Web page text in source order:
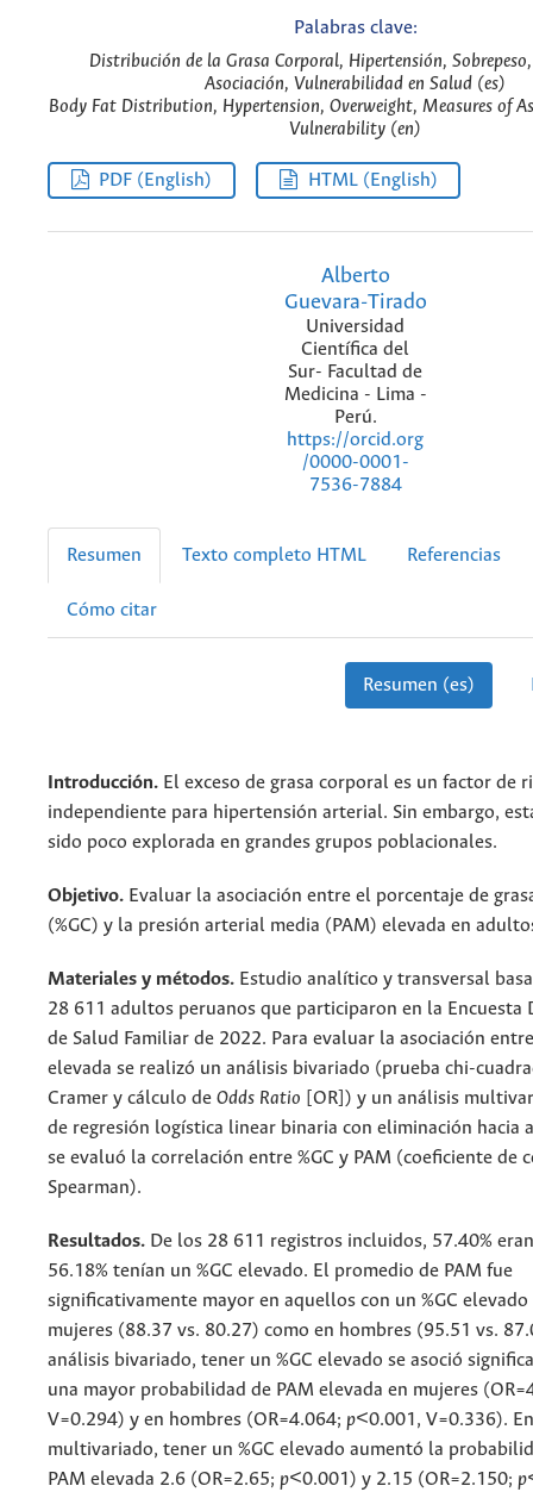
Palabras clave:
Distribución de la Grasa Corporal, Hipertensión,
Asociación, Vulnerabilidad en Salud (es)
Body Fat Distribution, Hypertension, Overweight, Measures of
Vulnerability (en)
PDF (English) HTML (English)
Alberto
Guevara-Tirado
Universidad
Científica del
Sur- Facultad de
Medicina - Lima -
Perú.
https://orcid.org
/0000-0001-
7536-7884
Resumen Texto completo HTML Referencias
Cómo citar
Resumen (es)
Introducción. El exceso de grasa corporal es un factor de
independiente para hipertensión arterial. Sin embargo,
sido poco explorada en grandes grupos poblacionales.
Objetivo. Evaluar la asociación entre el porcentaje de
(%GC) y la presión arterial media (PAM) elevada en
Materiales y métodos. Estudio analítico y transversal
28 611 adultos peruanos que participaron en la Encuesta
de Salud Familiar de 2022. Para evaluar la asociación entre
elevada se realizó un análisis bivariado (prueba chi-
Cramer y cálculo de Odds Ratio [OR]) y un análisis
de regresión logística linear binaria con eliminación hacia
se evaluó la correlación entre %GC y PAM (coeficiente de
Spearman).
Resultados. De los 28 611 registros incluidos, 57.40%
56.18% tenían un %GC elevado. El promedio de PAM fue
significativamente mayor en aquellos con un %GC
mujeres (88.37 vs. 80.27) como en hombres (95.51 vs.
análisis bivariado, tener un %GC elevado se asoció
una mayor probabilidad de PAM elevada en mujeres
V=0.294) y en hombres (OR=4.064; p<0.001, V=0.336).
multivariado, tener un %GC elevado aumentó la
PAM elevada 2.6 (OR=2.65; p<0.001) y 2.15 (OR=2.150;